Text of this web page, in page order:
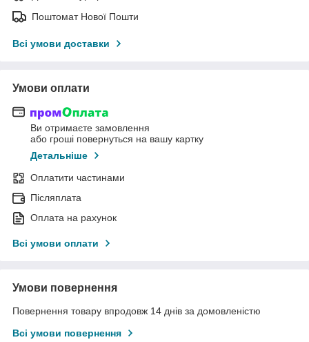
Поштомат Нової Пошти
Всі умови доставки
Умови оплати
Ви отримаєте замовлення
або гроші повернуться на вашу картку
Детальніше
Оплатити частинами
Післяплата
Оплата на рахунок
Всі умови оплати
Умови повернення
Повернення товару впродовж 14 днів за домовленістю
Всі умови повернення